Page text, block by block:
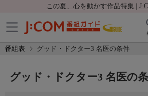
この夏、心を動かす作品特集 |
番組表 グッド・ドクター3 名医の条件
グッド・ドクター3 名医の